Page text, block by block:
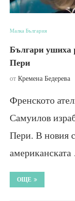
Малка България
Българи ушиха
Пери
от Кремена Бедерева
Френското
Самуилов
Пери. В новия
ОЩЕ